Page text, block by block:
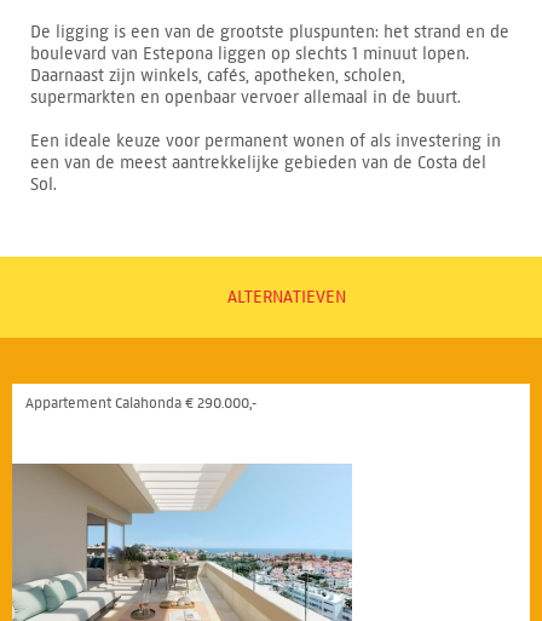
De ligging is een van de grootste pluspunten: het strand en de
boulevard van Estepona liggen op slechts 1 minuut lopen.
Daarnaast zijn winkels, cafés, apotheken, scholen,
supermarkten en openbaar vervoer allemaal in de buurt.
Een ideale keuze voor permanent wonen of als investering in
een van de meest aantrekkelijke gebieden van de Costa del
Sol.
ALTERNATIEVEN
Appartement Calahonda € 290.000,-